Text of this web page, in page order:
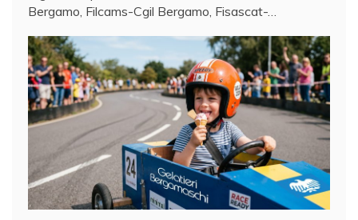
Bergamo, Filcams-Cgil Bergamo, Fisascat-…